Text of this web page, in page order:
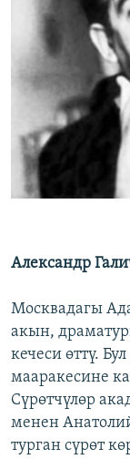
Александр
Москвадагы
акын,
кечеси өттү.
мааракесине
Сүрөтчүлөр
менен
турган сүрөт